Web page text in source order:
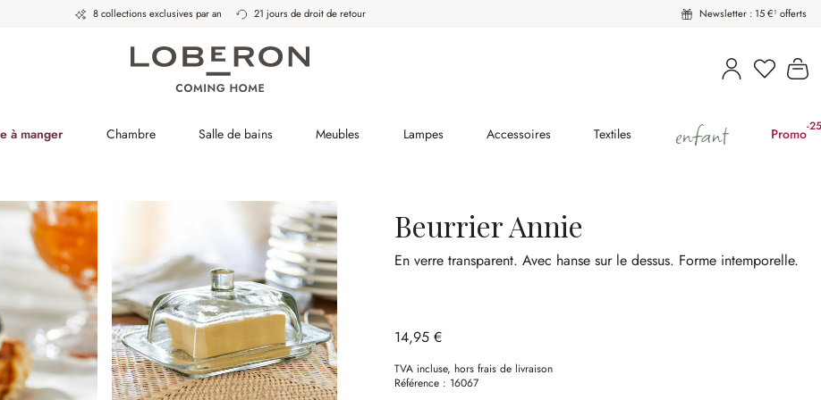
8 collections exclusives par an 21 jours de droit de retour Newsletter : 15 €¹ offerts
Vous
à manger Chambre Salle de bains Meubles Lampes Accessoires Textiles enfant Promo-
Beurrier Annie
En verre transparent.Avec hanse sur le dessus. Forme intemporelle.
14,95 €
TVA incluse, hors frais de livraison
Référence : 16067